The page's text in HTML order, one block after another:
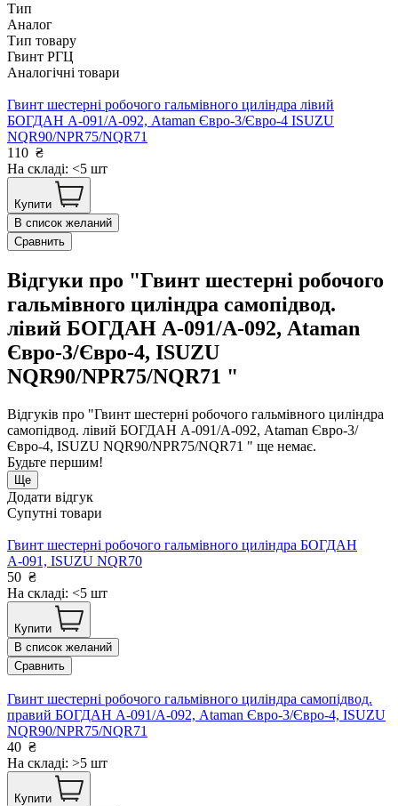
Тип
Аналог
Тип товару
Гвинт РГЦ
Аналогічні товари
Гвинт шестерні робочого гальмівного циліндра лівий
БОГДАН А-091/А-092, Ataman Євро-3/Євро-4 ISUZU
NQR90/NPR75/NQR71
110 ₴
На складі: <5 шт
Купити
В список желаний
Сравнить
Відгуки про "Гвинт шестерні робочого
гальмівного циліндра самопідвод.
лівий БОГДАН А-091/А-092, Ataman
Євро-3/Євро-4, ISUZU
NQR90/NPR75/NQR71 "
Відгуків про "Гвинт шестерні робочого гальмівного циліндра
самопідвод. лівий БОГДАН А-091/А-092, Ataman Євро-3/
Євро-4, ISUZU NQR90/NPR75/NQR71 " ще немає.
Будьте першим!
Ще
Додати відгук
Супутні товари
Гвинт шестерні робочого гальмівного циліндра БОГДАН
А-091, ISUZU NQR70
50 ₴
На складі: <5 шт
Купити
В список желаний
Сравнить
Гвинт шестерні робочого гальмівного циліндра самопідвод.
правий БОГДАН А-091/А-092, Ataman Євро-3/Євро-4, ISUZU
NQR90/NPR75/NQR71
40 ₴
На складі: >5 шт
Купити